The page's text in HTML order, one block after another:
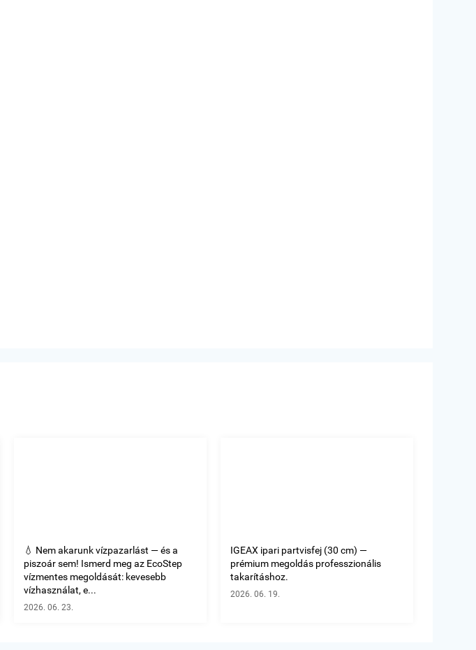
💧 Nem akarunk vízpazarlást — és a
piszoár sem! Ismerd meg az EcoStep
vízmentes megoldását: kevesebb
vízhasználat, e...
2026. 06. 23.
IGEAX ipari partvisfej (30 cm) —
prémium megoldás professzionális
takarításhoz.
2026. 06. 19.